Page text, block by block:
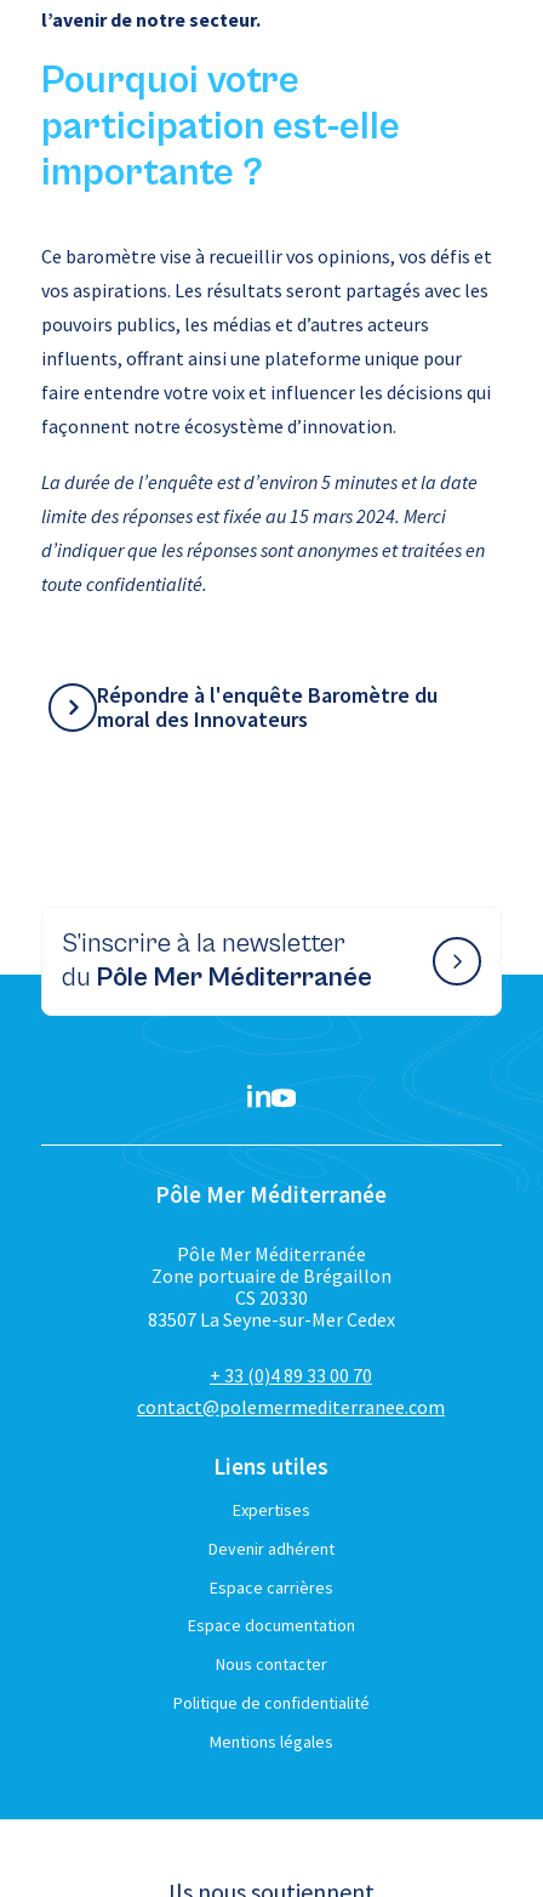
l’avenir de notre secteur.
Pourquoi votre
participation est-elle
importante ?
Ce baromètre vise à recueillir vos opinions, vos défis et
vos aspirations. Les résultats seront partagés avec les
pouvoirs publics, les médias et d’autres acteurs
influents, offrant ainsi une plateforme unique pour
faire entendre votre voix et influencer les décisions qui
façonnent notre écosystème d’innovation.
La durée de l’enquête est d’environ 5 minutes et la date
limite des réponses est fixée au 15 mars 2024. Merci
d’indiquer que les réponses sont anonymes et traitées en
toute confidentialité.
Répondre à l'enquête Baromètre du
moral des Innovateurs
S’inscrire à la newsletter
du Pôle Mer Méditerranée
Pôle Mer Méditerranée
Pôle Mer Méditerranée
Zone portuaire de Brégaillon
CS 20330
83507 La Seyne-sur-Mer Cedex
+ 33 (0)4 89 33 00 70
contact@polemermediterranee.com
Liens utiles
Expertises
Devenir adhérent
Espace carrières
Espace documentation
Nous contacter
Politique de confidentialité
Mentions légales